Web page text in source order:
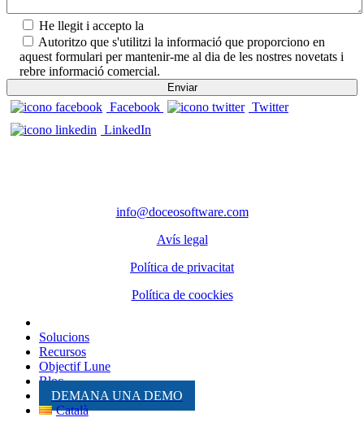
He llegit i accepto la
Autoritzo que s'utilitzi la informació que proporciono en
aquest formulari per mantenir-me al dia de les nostres novetats i
rebre informació comercial.
Facebook
Twitter
LinkedIn
info@doceosoftware.com
Avís legal
Política de privacitat
Política de coockies
Solucions
Recursos
Objectif Lune
Bloc
DEMANA UNA DEMO
Català